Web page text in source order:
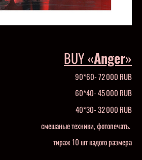
BUY «Anger»
90*60- 72 000 RUB
60*40- 45 000 RUB
40*30- 32 000 RUB
смешаные техники, фотопечать.
тираж 10 шт кадого размера